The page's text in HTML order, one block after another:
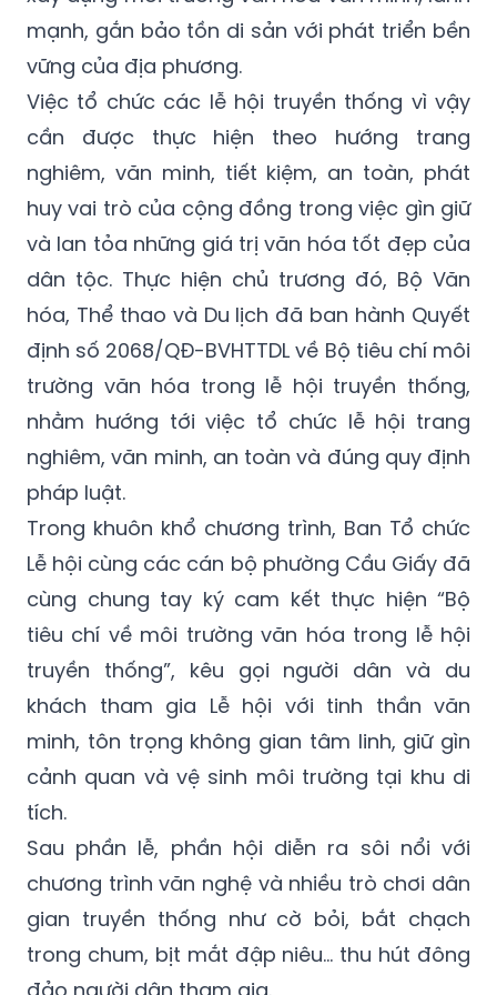
mạnh, gắn bảo tồn di sản với phát triển bền
vững của địa phương.
Việc tổ chức các lễ hội truyền thống vì vậy
cần được thực hiện theo hướng trang
nghiêm, văn minh, tiết kiệm, an toàn, phát
huy vai trò của cộng đồng trong việc gìn giữ
và lan tỏa những giá trị văn hóa tốt đẹp của
dân tộc. Thực hiện chủ trương đó, Bộ Văn
hóa, Thể thao và Du lịch đã ban hành Quyết
định số 2068/QĐ-BVHTTDL về Bộ tiêu chí môi
trường văn hóa trong lễ hội truyền thống,
nhằm hướng tới việc tổ chức lễ hội trang
nghiêm, văn minh, an toàn và đúng quy định
pháp luật.
Trong khuôn khổ chương trình, Ban Tổ chức
Lễ hội cùng các cán bộ phường Cầu Giấy đã
cùng chung tay ký cam kết thực hiện “Bộ
tiêu chí về môi trường văn hóa trong lễ hội
truyền thống”, kêu gọi người dân và du
khách tham gia Lễ hội với tinh thần văn
minh, tôn trọng không gian tâm linh, giữ gìn
cảnh quan và vệ sinh môi trường tại khu di
tích.
Sau phần lễ, phần hội diễn ra sôi nổi với
chương trình văn nghệ và nhiều trò chơi dân
gian truyền thống như cờ bỏi, bắt chạch
trong chum, bịt mắt đập niêu… thu hút đông